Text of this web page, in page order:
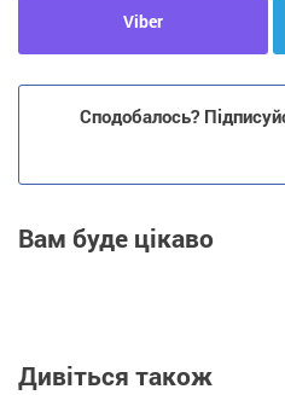
Viber
Сподобалось?
Вам буде цікаво
Дивіться також